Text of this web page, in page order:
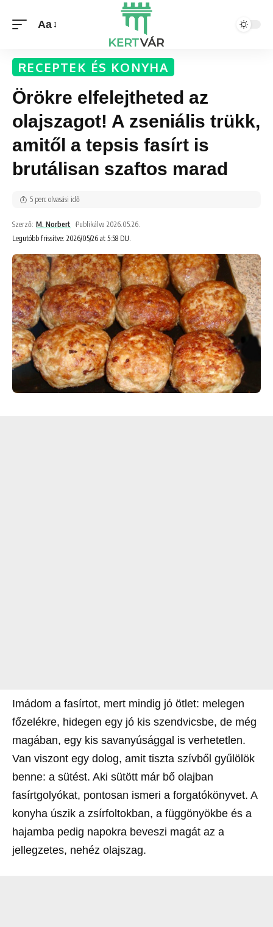
Aa
RECEPTEK ÉS KONYHA
Örökre elfelejtheted az
olajszagot! A zseniális trükk,
amitől a tepsis fasírt is
brutálisan szaftos marad
Legutóbb frissítve: 2026/05/26 at 5:58 DU.
Szerző: M. Norbert Publikálva 2026.05.26.
5 perc olvasási idő
Imádom a fasírtot, mert mindig jó ötlet: melegen
főzelékre, hidegen egy jó kis szendvicsbe, de még
magában, egy kis savanyúsággal is verhetetlen.
Van viszont egy dolog, amit tiszta szívből gyűlölök
benne: a sütést. Aki sütött már bő olajban
fasírtgolyókat, pontosan ismeri a forgatókönyvet. A
konyha úszik a zsírfoltokban, a függönyökbe és a
hajamba pedig napokra beveszi magát az a
jellegzetes, nehéz olajszag.